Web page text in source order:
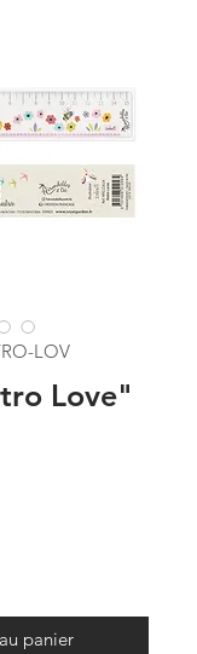
LOV
Love"
panier